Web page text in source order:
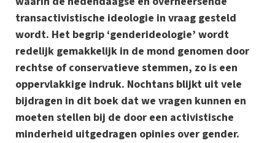
transactivistische ideologie in vraag gesteld
wordt. Het begrip ‘genderideologie’ wordt
redelijk gemakkelijk in de mond genomen door
rechtse of conservatieve stemmen, zo is een
oppervlakkige indruk. Nochtans blijkt uit vele
bijdragen in dit boek dat we vragen kunnen en
moeten stellen bij de door een activistische
minderheid uitgedragen opinies over gender.